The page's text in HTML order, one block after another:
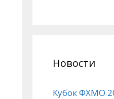
Новости
Кубок ФХМО